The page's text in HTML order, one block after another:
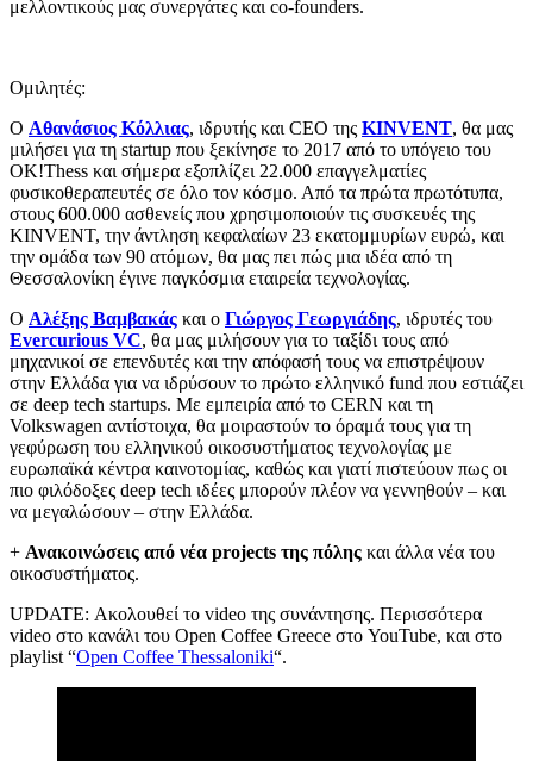
μελλοντικούς μας συνεργάτες και co-founders.
Ομιλητές:
Ο Αθανάσιος Κόλλιας, ιδρυτής και CEO της KINVENT, θα μας
μιλήσει για τη startup που ξεκίνησε το 2017 από το υπόγειο του
OK!Thess και σήμερα εξοπλίζει 22.000 επαγγελματίες
φυσικοθεραπευτές σε όλο τον κόσμο. Από τα πρώτα πρωτότυπα,
στους 600.000 ασθενείς που χρησιμοποιούν τις συσκευές της
KINVENT, την άντληση κεφαλαίων 23 εκατομμυρίων ευρώ, και
την ομάδα των 90 ατόμων, θα μας πει πώς μια ιδέα από τη
Θεσσαλονίκη έγινε παγκόσμια εταιρεία τεχνολογίας.
Ο Αλέξης Βαμβακάς και ο Γιώργος Γεωργιάδης, ιδρυτές του
Evercurious VC, θα μας μιλήσουν για το ταξίδι τους από
μηχανικοί σε επενδυτές και την απόφασή τους να επιστρέψουν
στην Ελλάδα για να ιδρύσουν το πρώτο ελληνικό fund που εστιάζει
σε deep tech startups. Με εμπειρία από το CERN και τη
Volkswagen αντίστοιχα, θα μοιραστούν το όραμά τους για τη
γεφύρωση του ελληνικού οικοσυστήματος τεχνολογίας με
ευρωπαϊκά κέντρα καινοτομίας, καθώς και γιατί πιστεύουν πως οι
πιο φιλόδοξες deep tech ιδέες μπορούν πλέον να γεννηθούν – και
να μεγαλώσουν – στην Ελλάδα.
+ Ανακοινώσεις από νέα projects της πόλης και άλλα νέα του
οικοσυστήματος.
UPDATE: Ακολουθεί το video της συνάντησης. Περισσότερα
video στο κανάλι του Open Coffee Greece στο YouTube, και στο
playlist “Open Coffee Thessaloniki“.